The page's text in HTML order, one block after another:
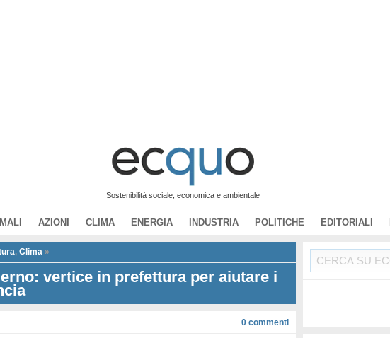
Sostenibilità sociale, economica e ambientale
AZIONI CLIMA ENERGIA INDUSTRIA POLITICHE EDITORIALI
, Clima »
vertice in prefettura per aiutare i
0 commenti